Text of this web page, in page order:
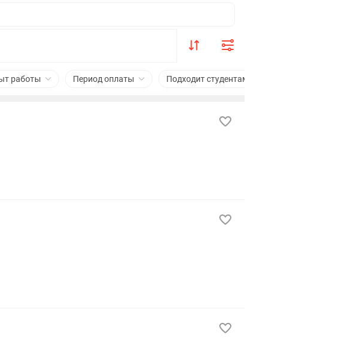
работы Период оплаты Подходит студентам